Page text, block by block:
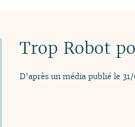
Trop Robot
D’après un média publié le